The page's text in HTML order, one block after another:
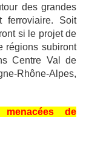
des grandes
ferroviaire. Soit
si le projet de
régions subiront
Centre Val de
Rhône-Alpes,
de